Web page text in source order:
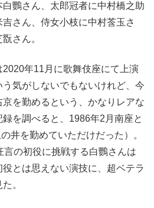
鸚さん、太郎冠者に中村橋之助
さん、侍女小枝に中村莟玉さ
さん。
2020年11月に歌舞伎座にて上演
気がしないでもないけれど、今
を勤めるという、かなりレアな
を調べると、1986年2月南座と
井を勤めていただけだった）。
の初役に挑戦する白鸚さんは
とは思えない演技に、超ベテラ
。